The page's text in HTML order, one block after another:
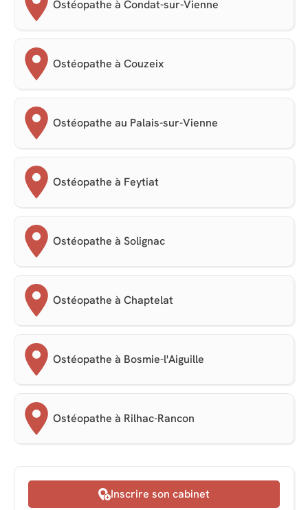
Ostéopathe à Condat-sur-Vienne
Ostéopathe à Couzeix
Ostéopathe au Palais-sur-Vienne
Ostéopathe à Feytiat
Ostéopathe à Solignac
Ostéopathe à Chaptelat
Ostéopathe à Bosmie-l'Aiguille
Ostéopathe à Rilhac-Rancon
Inscrire son cabinet